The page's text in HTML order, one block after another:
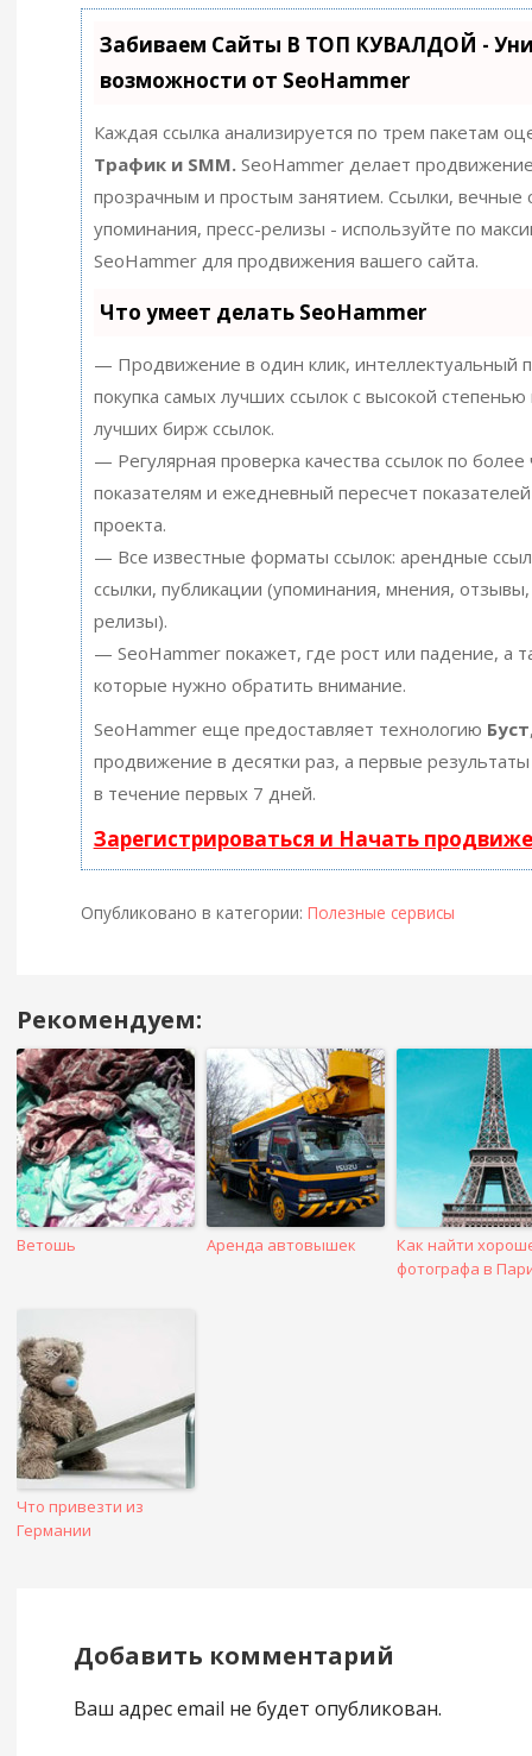
Забиваем Сайты В ТОП КУВАЛДОЙ -
возможности от SeoHammer
Каждая ссылка анализируется по трем пакетам
Трафик и SMM.SeoHammer делает
прозрачным и простым занятием. Ссылки, вечные
упоминания, пресс-релизы - используйте по
SeoHammer для продвижения вашего сайта.
Что умеет делать SeoHammer
— Продвижение в один клик, интеллектуальный
покупка самых лучших ссылок с высокой степенью
лучших бирж ссылок.
— Регулярная проверка качества ссылок по
показателям и ежедневный пересчет показателей
проекта.
— Все известные форматы ссылок: арендные
ссылки, публикации (упоминания, мнения, отзывы,
релизы).
— SeoHammer покажет, где рост или падение, а
которые нужно обратить внимание.
SeoHammer еще предоставляет технологию Буст
продвижение в десятки раз, а первые
в течение первых 7 дней.
Зарегистрироваться и Начать
Опубликовано в категории: Полезные сервисы
Навигация
в
посте
Рекомендуем:
Ветошь Аренда автовышек
Как найти
фотографа в
Что привезти из
Германии
Добавить комментарий
Ваш адрес email не будет опубликован.